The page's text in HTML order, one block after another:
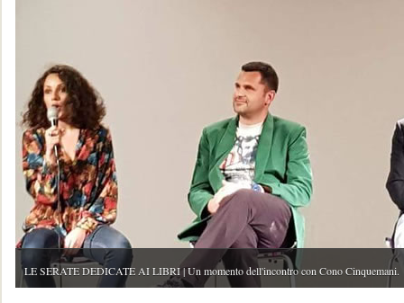
LE SERATE DEDICATE AI LIBRI | Un momento dell'incontro con Cono Cinquemani.